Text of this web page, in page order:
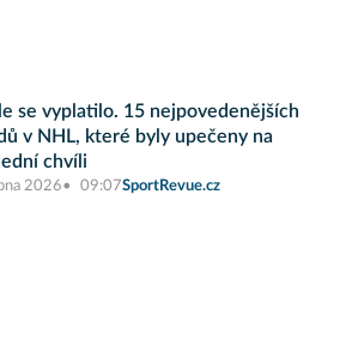
se vyplatilo. 15 nejpovedenějších
v NHL, které byly upečeny na
chvíli
2026 09:07SportRevue.cz